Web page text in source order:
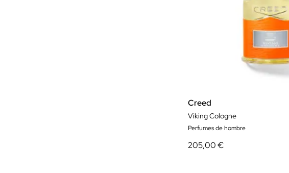
Creed
Viking Cologne
Perfumes de hombre
205,00 €